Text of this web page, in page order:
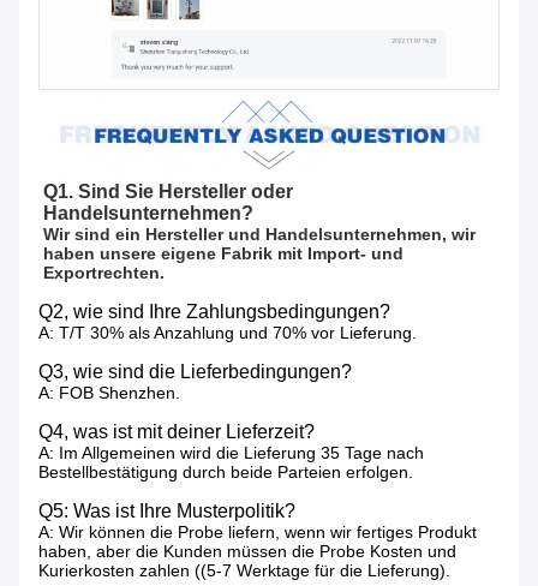
Q1. Sind Sie Hersteller oder
Handelsunternehmen?
Wir sind ein Hersteller und Handelsunternehmen, wir
haben unsere eigene Fabrik mit Import- und
Exportrechten.
Q2, wie sind Ihre Zahlungsbedingungen?
A: T/T 30% als Anzahlung und 70% vor Lieferung.
Q3, wie sind die Lieferbedingungen?
A: FOB Shenzhen.
Q4, was ist mit deiner Lieferzeit?
A: Im Allgemeinen wird die Lieferung 35 Tage nach
Bestellbestätigung durch beide Parteien erfolgen.
Q5: Was ist Ihre Musterpolitik?
A: Wir können die Probe liefern, wenn wir fertiges Produkt
haben, aber die Kunden müssen die Probe Kosten und
Kurierkosten zahlen ((5-7 Werktage für die Lieferung).